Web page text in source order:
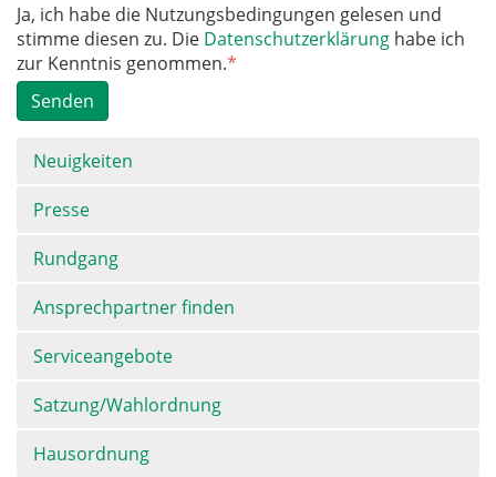
Ja, ich habe die Nutzungsbedingungen gelesen und
stimme diesen zu. Die Datenschutzerklärung habe ich
zur Kenntnis genommen.*
Senden
Navigation
überspringen
Neuigkeiten
Presse
Rundgang
Ansprechpartner finden
Serviceangebote
Satzung/Wahlordnung
Hausordnung